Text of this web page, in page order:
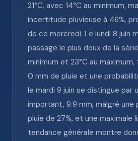
21°C, avec 14°C au minimum,
incertitude pluvieuse à 46%,
de ce mercredi. Le lundi 8 juin
passage le plus doux de la
minimum et 23°C au
0 mm de pluie et une
le mardi 9 juin se distingue par
important, 9.9 mm, malgré une
pluie de 27%, et une maximale
tendance générale montre